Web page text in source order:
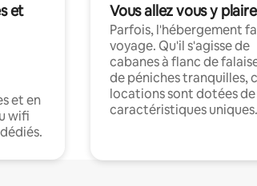
et
et en
wifi
Vous allez vous y plaire
Parfois, l'hébergement
voyage. Qu'il s'agisse de
cabanes à flanc de
de péniches tranquilles,
locations sont dotées de
caractéristiques uniques.